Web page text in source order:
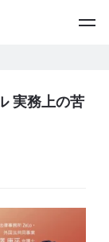
実務上の苦